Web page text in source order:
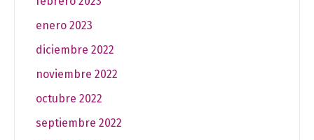
enero 2023
diciembre 2022
noviembre 2022
octubre 2022
septiembre 2022